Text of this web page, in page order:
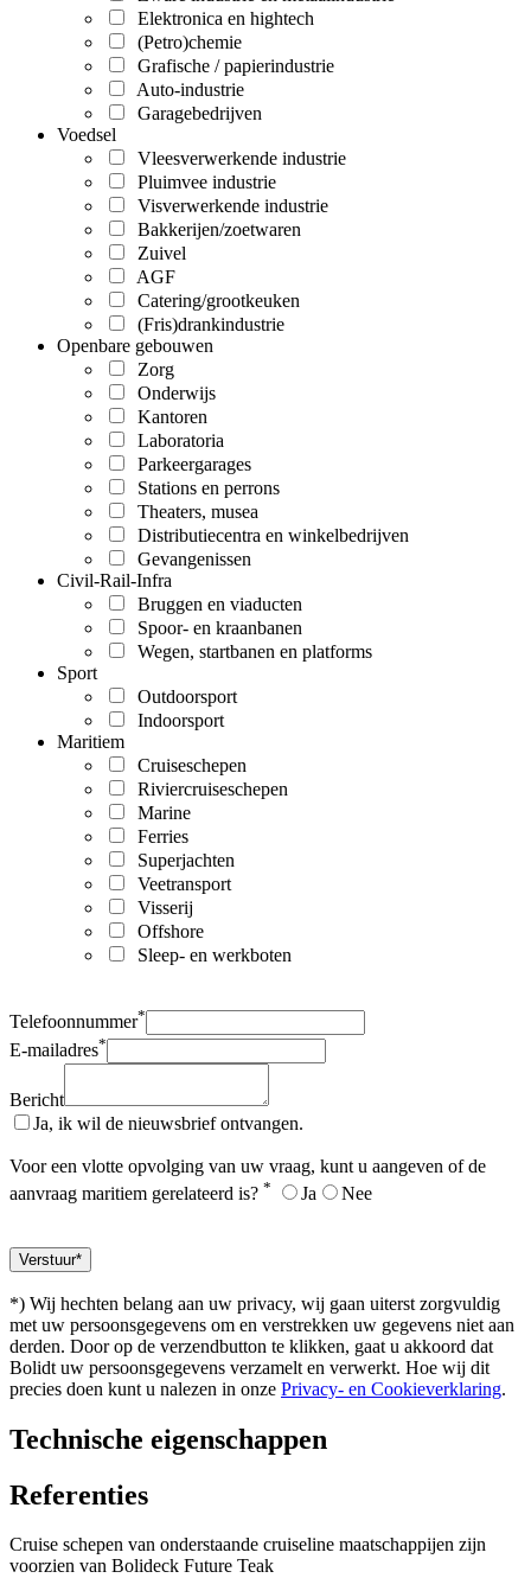
Elektronica en hightech
(Petro)chemie
Grafische / papierindustrie
Auto-industrie
Garagebedrijven
Voedsel
Vleesverwerkende industrie
Pluimvee industrie
Visverwerkende industrie
Bakkerijen/zoetwaren
Zuivel
AGF
Catering/grootkeuken
(Fris)drankindustrie
Openbare gebouwen
Zorg
Onderwijs
Kantoren
Laboratoria
Parkeergarages
Stations en perrons
Theaters, musea
Distributiecentra en winkelbedrijven
Gevangenissen
Civil-Rail-Infra
Bruggen en viaducten
Spoor- en kraanbanen
Wegen, startbanen en platforms
Sport
Outdoorsport
Indoorsport
Maritiem
Cruiseschepen
Riviercruiseschepen
Marine
Ferries
Superjachten
Veetransport
Visserij
Offshore
Sleep- en werkboten
Telefoonnummer*
E-mailadres*
Bericht
Ja, ik wil de nieuwsbrief ontvangen.
Voor een vlotte opvolging van uw vraag, kunt u aangeven of de
aanvraag maritiem gerelateerd is? * Ja Nee
*) Wij hechten belang aan uw privacy, wij gaan uiterst zorgvuldig
met uw persoonsgegevens om en verstrekken uw gegevens niet aan
derden. Door op de verzendbutton te klikken, gaat u akkoord dat
Bolidt uw persoonsgegevens verzamelt en verwerkt. Hoe wij dit
precies doen kunt u nalezen in onze Privacy- en Cookieverklaring.
Technische eigenschappen
Referenties
Cruise schepen van onderstaande cruiseline maatschappijen zijn
voorzien van Bolideck Future Teak